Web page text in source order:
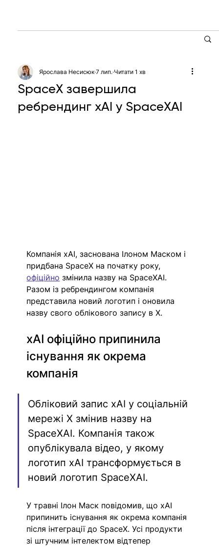
SpaceX завершила
ребрендинг xAI у SpaceXAI
Ярослава Несисюк 7 лип. Читати 1 хв
Компанія xAI, заснована Ілоном Маском і
придбана SpaceX на початку року,
офіційно змінила назву на SpaceXAI.
Разом із ребрендингом компанія
представила новий логотип і оновила
назву свого облікового запису в X.
xAI офіційно припинила
існування як окрема
компанія
Обліковий запис xAI у соціальній
мережі X змінив назву на
SpaceXAI. Компанія також
опублікувала відео, у якому
логотип xAI трансформується в
новий логотип SpaceXAI.
У травні Ілон Маск повідомив, що xAI
припинить існування як окрема компанія
після інтеграції до SpaceX. Усі продукти
зі штучним інтелектом відтепер